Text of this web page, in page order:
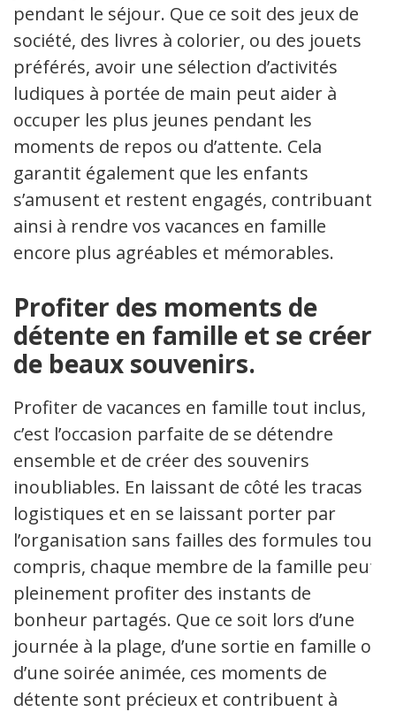
pendant le séjour. Que ce soit des jeux de
société, des livres à colorier, ou des jouets
préférés, avoir une sélection d’activités
ludiques à portée de main peut aider à
occuper les plus jeunes pendant les
moments de repos ou d’attente. Cela
garantit également que les enfants
s’amusent et restent engagés, contribuant
ainsi à rendre vos vacances en famille
encore plus agréables et mémorables.
Profiter des moments de
détente en famille et se créer
de beaux souvenirs.
Profiter de vacances en famille tout inclus,
c’est l’occasion parfaite de se détendre
ensemble et de créer des souvenirs
inoubliables. En laissant de côté les tracas
logistiques et en se laissant porter par
l’organisation sans failles des formules tout
compris, chaque membre de la famille peut
pleinement profiter des instants de
bonheur partagés. Que ce soit lors d’une
journée à la plage, d’une sortie en famille ou
d’une soirée animée, ces moments de
détente sont précieux et contribuent à